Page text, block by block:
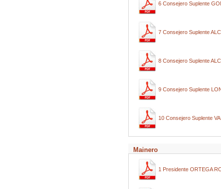
6 Consejero Suplente
7 Consejero Suplente
8 Consejero Suplente
9 Consejero Suplente
10 Consejero Suplente
Mainero
1 Presidente ORTEGA